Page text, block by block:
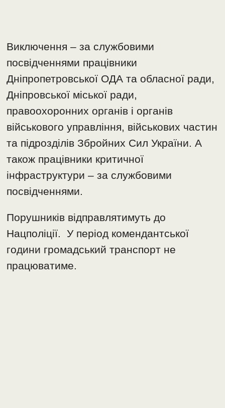
Виключення – за службовими
посвідченнями працівники
Дніпропетровської ОДА та обласної ради,
Дніпровської міської ради,
правоохоронних органів і органів
військового управління, військових частин
та підрозділів Збройних Сил України. А
також працівники критичної
інфраструктури – за службовими
посвідченнями.
Порушників відправлятимуть до
Нацполіції. У період комендантської
години громадський транспорт не
працюватиме.